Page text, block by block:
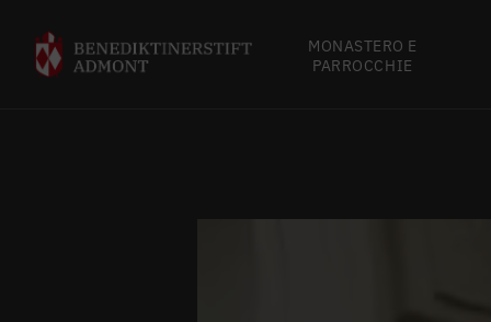
MONASTERO E
PARROCCHIE